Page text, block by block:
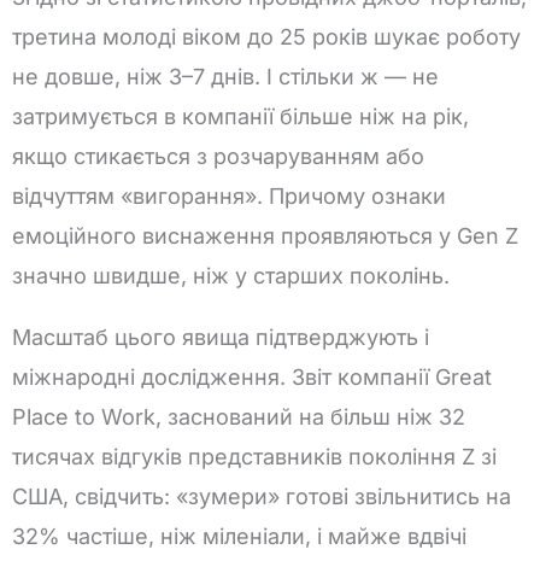
третина молоді віком до 25 років шукає роботу
не довше, ніж 3–7 днів. І стільки ж — не
затримується в компанії більше ніж на рік,
якщо стикається з розчаруванням або
відчуттям «вигорання». Причому ознаки
емоційного виснаження проявляються у Gen Z
значно швидше, ніж у старших поколінь.
Масштаб цього явища підтверджують і
міжнародні дослідження. Звіт компанії Great
Place to Work, заснований на більш ніж 32
тисячах відгуків представників покоління Z зі
США, свідчить: «зумери» готові звільнитись на
32% частіше, ніж міленіали, і майже вдвічі